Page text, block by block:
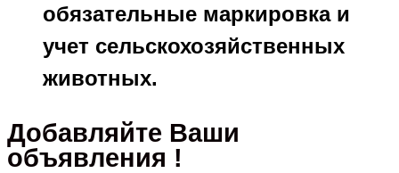
обязательные маркировка и
учет сельскохозяйственных
животных.
Добавляйте Ваши
объявления !